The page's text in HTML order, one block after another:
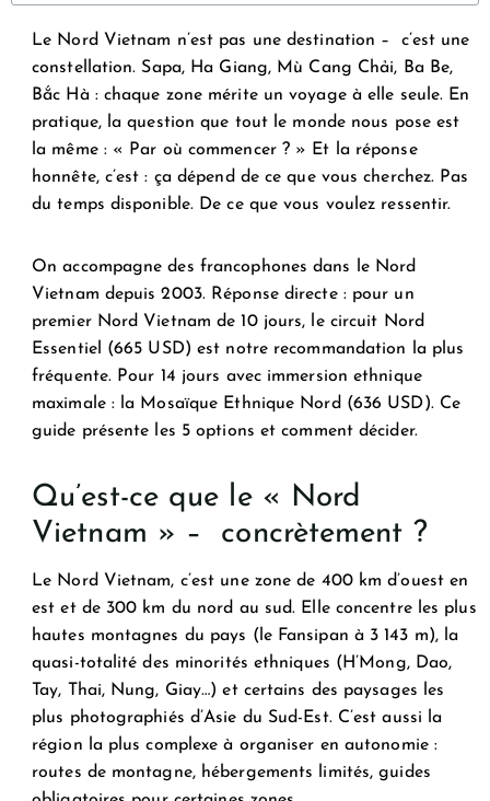
Le Nord Vietnam n’est pas une destination – c’est une
constellation. Sapa, Ha Giang, Mù Cang Chải, Ba Be,
Bắc Hà : chaque zone mérite un voyage à elle seule. En
pratique, la question que tout le monde nous pose est
la même : « Par où commencer ? » Et la réponse
honnête, c’est : ça dépend de ce que vous cherchez. Pas
du temps disponible. De ce que vous voulez ressentir.
On accompagne des francophones dans le Nord
Vietnam depuis 2003. Réponse directe : pour un
premier Nord Vietnam de 10 jours, le circuit Nord
Essentiel (665 USD) est notre recommandation la plus
fréquente. Pour 14 jours avec immersion ethnique
maximale : la Mosaïque Ethnique Nord (636 USD). Ce
guide présente les 5 options et comment décider.
Qu’est-ce que le « Nord
Vietnam » – concrètement ?
Le Nord Vietnam, c’est une zone de 400 km d’ouest en
est et de 300 km du nord au sud. Elle concentre les plus
hautes montagnes du pays (le Fansipan à 3 143 m), la
quasi-totalité des minorités ethniques (H’Mong, Dao,
Tay, Thai, Nung, Giay…) et certains des paysages les
plus photographiés d’Asie du Sud-Est. C’est aussi la
région la plus complexe à organiser en autonomie :
routes de montagne, hébergements limités, guides